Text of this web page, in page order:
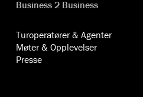
Business 2 Business
Turoperatører & Agenter
Møter & Opplevelser
Presse